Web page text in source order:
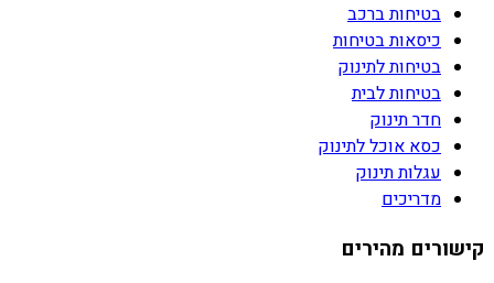
בטיחות ברכב
כיסאות בטיחות
בטיחות לתינוק
בטיחות לבית
חדר תינוק
כסא אוכל לתינוק
עגלות תינוק
מדריכים
קישורים מהירים